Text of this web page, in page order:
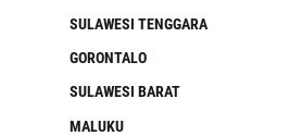
SULAWESI TENGGARA
GORONTALO
SULAWESI BARAT
MALUKU